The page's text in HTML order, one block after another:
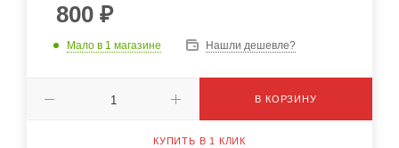
800 ₽
Мало в 1 магазине Нашли дешевле?
В КОРЗИНУ
КУПИТЬ В 1 КЛИК